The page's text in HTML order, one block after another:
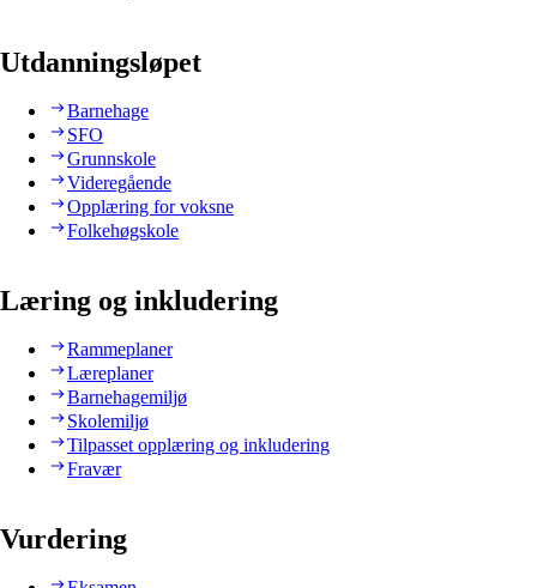
Utdanningsløpet
Barnehage
SFO
Grunnskole
Videregående
Opplæring for voksne
Folkehøgskole
Læring og inkludering
Rammeplaner
Læreplaner
Barnehagemiljø
Skolemiljø
Tilpasset opplæring og inkludering
Fravær
Vurdering